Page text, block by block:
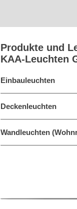
Produkte und
KAA-Leuchten
Einbauleuchten
Deckenleuchten
Wandleuchten